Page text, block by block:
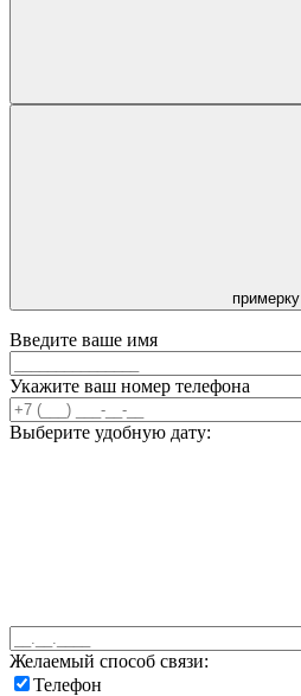
примерку
Введите ваше имя
Укажите ваш номер телефона
Выберите удобную дату:
Желаемый способ связи:
Телефон